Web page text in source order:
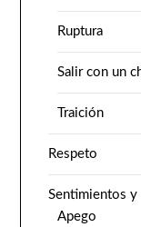
Ruptura
Salir con un
Traición
Respeto
Sentimientos y
Apego